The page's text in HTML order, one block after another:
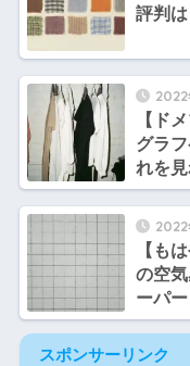
評判
【ド
グラ
れを
然【
2022
【も
の空
ーパ
久保
スポンサーリンク